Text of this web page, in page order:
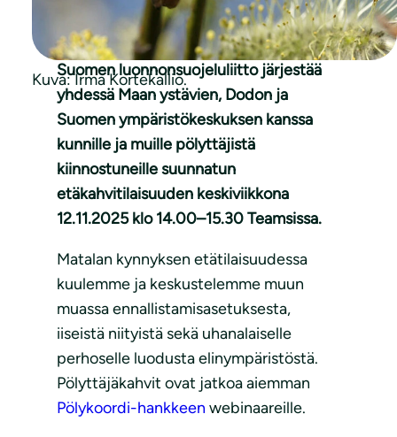
Kuva: Irma Kortekallio.
Suomen luonnonsuojeluliitto järjestää
yhdessä Maan ystävien, Dodon ja
Suomen ympäristökeskuksen kanssa
kunnille ja muille pölyttäjistä
kiinnostuneille suunnatun
etäkahvitilaisuuden keskiviikkona
12.11.2025 klo 14.00–15.30 Teamsissa.
Matalan kynnyksen etätilaisuudessa
kuulemme ja keskustelemme muun
muassa ennallistamisasetuksesta,
iiseistä niityistä sekä uhanalaiselle
perhoselle luodusta elinympäristöstä.
Pölyttäjäkahvit ovat jatkoa aiemman
Pölykoordi-hankkeen webinaareille.